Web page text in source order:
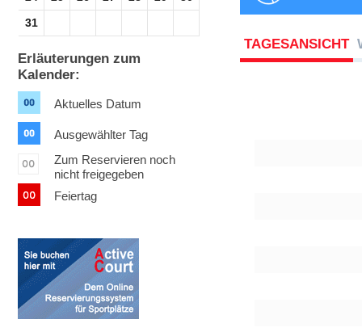
31
Erläuterungen zum
Kalender:
Aktuelles Datum
Ausgewählter Tag
Zum Reservieren noch
nicht freigegeben
Feiertag
TAGESANSICHT